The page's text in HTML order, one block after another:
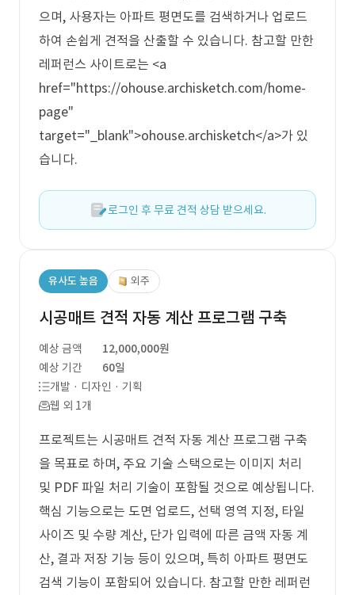
으며, 사용자는 아파트 평면도를 검색하거나 업로드
하여 손쉽게 견적을 산출할 수 있습니다. 참고할 만한
레퍼런스 사이트로는 <a
href="https://ohouse.archisketch.com/home-
page"
target="_blank">ohouse.archisketch</a>가 있
습니다.
로그인 후 무료 견적 상담 받으세요.
유사도 높음 외주
시공매트 견적 자동 계산 프로그램 구축
예상 금액
12,000,000원
예상 기간
60일
개발 · 디자인 · 기획
웹 외 1개
프로젝트는 시공매트 견적 자동 계산 프로그램 구축
을 목표로 하며, 주요 기술 스택으로는 이미지 처리
및 PDF 파일 처리 기술이 포함될 것으로 예상됩니다.
핵심 기능으로는 도면 업로드, 선택 영역 지정, 타일
사이즈 및 수량 계산, 단가 입력에 따른 금액 자동 계
산, 결과 저장 기능 등이 있으며, 특히 아파트 평면도
검색 기능이 포함되어 있습니다. 참고할 만한 레퍼런